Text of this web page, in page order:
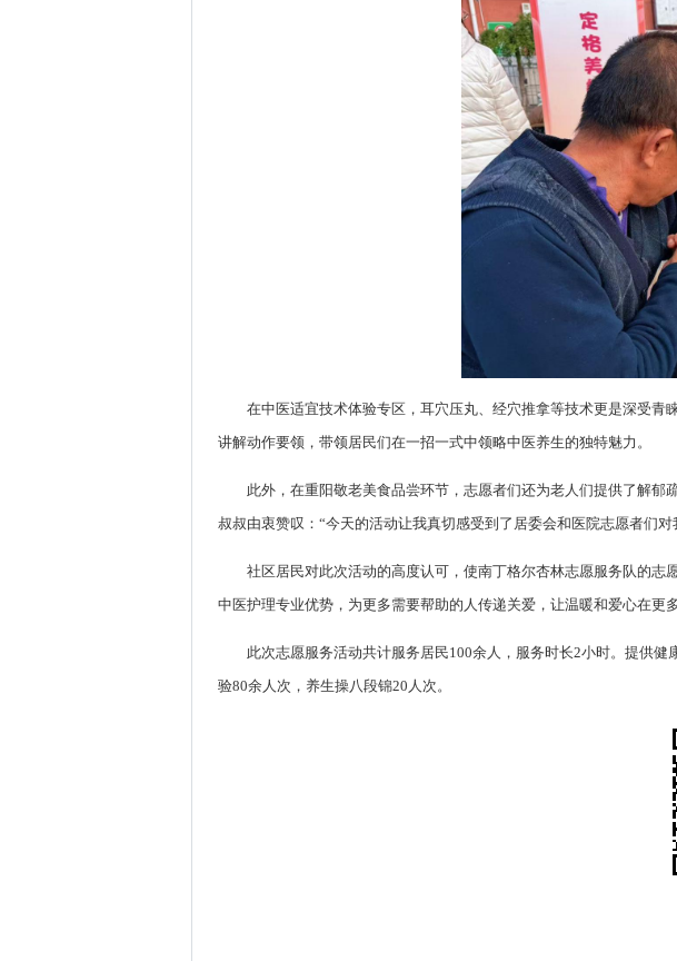
在中医适宜技术体验专区，耳穴压丸、经穴推拿等技术更是深受
讲解动作要领，带领居民们在一招一式中领略中医养生的独特魅力。
此外，在重阳敬老美食品尝环节，志愿者们还为老人们提供了解
叔叔由衷赞叹：“今天的活动让我真切感受到了居委会和医院志愿者们
社区居民对此次活动的高度认可，使南丁格尔杏林志愿服务队的
中医护理专业优势，为更多需要帮助的人传递关爱，让温暖和爱心在更
此次志愿服务活动共计服务居民100余人，服务时长2小时。提供
验80余人次，养生操八段锦20人次。